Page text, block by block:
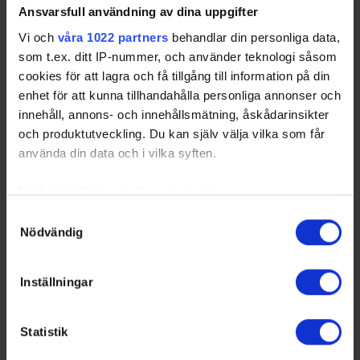
Ansvarsfull användning av dina uppgifter
Vi och våra 1022 partners behandlar din personliga data,
som t.ex. ditt IP-nummer, och använder teknologi såsom
cookies för att lagra och få tillgång till information på din
enhet för att kunna tillhandahålla personliga annonser och
innehåll, annons- och innehållsmätning, åskådarinsikter
och produktutveckling. Du kan själv välja vilka som får
använda din data och i vilka syften.
Med din tillåtelse skulle vi även vilja:
kan ha en noggrannhet på upp till flera meter
Ta reda på mer om hur dina personliga uppgifter
Du kan ändra eller dra tillbaka ditt samtycke när som
Nödvändig
Inställningar
Statistik
Swehockey – Svenska Ishockeyförbundets officiella app
Swehockey ger dig tillgång till nyheter, livebevakning
och statistik för samtliga ishockeyserier som spelas i
Sverige. Du kan följa dina favoritserier och lägga upp
egna favoritlag i appen. För dina favoritlag kan du
periodpaus m.m.
Swehockey ger dig:
Ishockeyförbundet
Spelarstatistik